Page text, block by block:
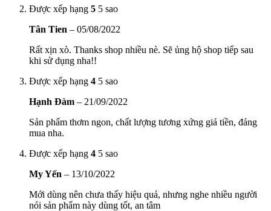
Được xếp hạng 5 5 sao
Tân Tien – 05/08/2022
Rất xịn xò. Thanks shop nhiều nè. Sẽ ủng hộ shop tiếp sau
khi sử dụng nha!!
Được xếp hạng 4 5 sao
Hạnh Đàm – 21/09/2022
Sản phẩm thơm ngon, chất lượng tương xứng giá tiền, đáng
mua nha.
Được xếp hạng 4 5 sao
My Yến – 13/10/2022
Mới dùng nên chưa thấy hiệu quả, nhưng nghe nhiều người
nói sản phẩm này dùng tốt, an tâm